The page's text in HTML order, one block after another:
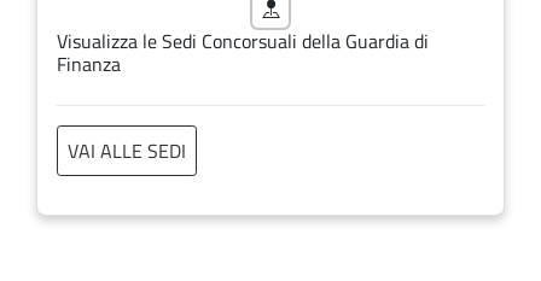
Visualizza le Sedi Concorsuali della Guardia di
Finanza
VAI ALLE SEDI